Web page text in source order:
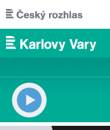
Přejít k hlavnímu obsahu